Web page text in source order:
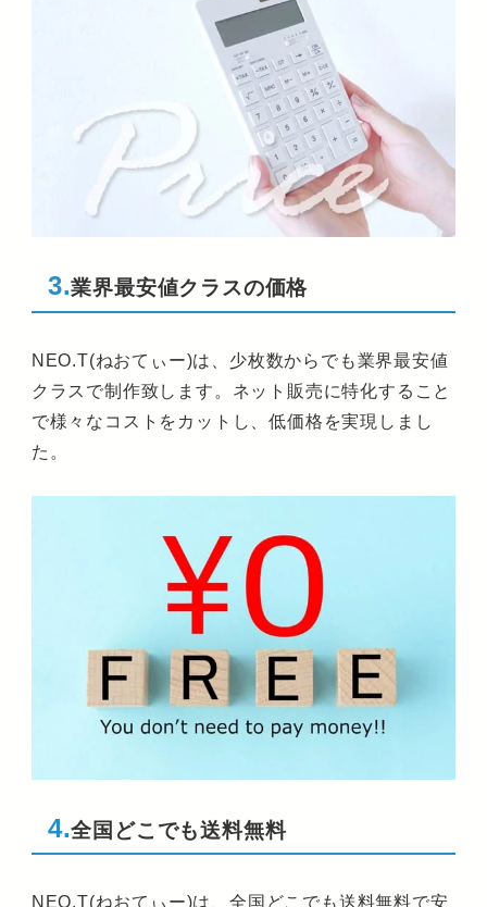
3.業界最安値クラスの価格
NEO.T(ねおてぃー)は、少枚数からでも業界最安値
クラスで制作致します。ネット販売に特化すること
で様々なコストをカットし、低価格を実現しまし
た。
4.全国どこでも送料無料
NEO.T(ねおてぃー)は、全国どこでも送料無料で安